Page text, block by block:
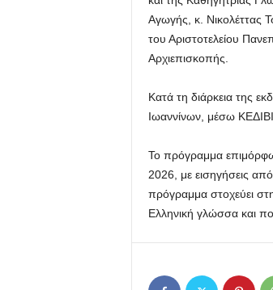
Αγωγής, κ. Νικολέττας
του Αριστοτελείου
Αρχιεπισκοπής.
Κατά τη διάρκεια της
Ιωαννίνων, μέσω
Το πρόγραμμα
2026, με εισηγήσεις
πρόγραμμα στοχεύει
Ελληνική γλώσσα και